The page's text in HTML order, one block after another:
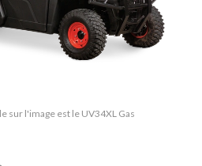
sur l'image est le UV34XL Gas